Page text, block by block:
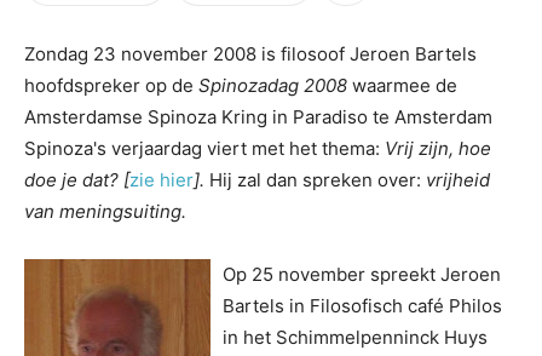
Zondag 23 november 2008 is filosoof Jeroen Bartels
hoofdspreker op de Spinozadag 2008 waarmee de
Amsterdamse Spinoza Kring in Paradiso te Amsterdam
Spinoza's verjaardag viert met het thema: Vrij zijn, hoe
doe je dat? [zie hier]. Hij zal dan spreken over: vrijheid
van meningsuiting.
Op 25 november spreekt Jeroen
Bartels in Filosofisch café Philos
in het Schimmelpenninck Huys